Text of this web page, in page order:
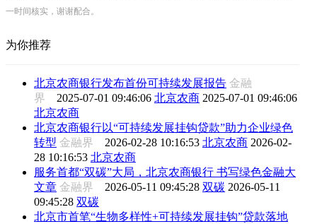
一时间核实，谢谢配合。
为你推荐
北京农商银行发布首份可持续发展报告 金融
界 2025-07-01 09:46:06 北京农商 2025-07-01 09:46:06
北京农商
北京农商银行以“可持续发展挂钩贷款”助力企业绿色
转型 金融界 2026-02-28 10:16:53 北京农商 2026-02-
28 10:16:53 北京农商
服务首都“双碳”大局，北京农商银行 书写绿色金融大
文章 金融界 2026-05-11 09:45:28 双碳 2026-05-11
09:45:28 双碳
北京市首笔“生物多样性+可持续发展挂钩”贷款落地